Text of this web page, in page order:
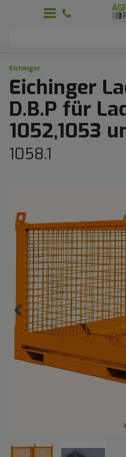
Eichinger
Eichinger
D.B.P für
1052,1053
1058.1